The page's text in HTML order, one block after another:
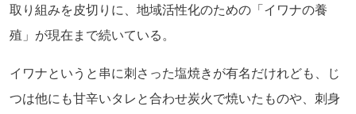
取り組みを皮切りに、地域活性化のための「イワナの養
殖」が現在まで続いている。
イワナというと串に刺さった塩焼きが有名だけれども、じ
つは他にも甘辛いタレと合わせ炭火で焼いたものや、刺身